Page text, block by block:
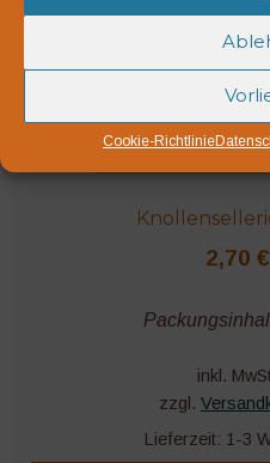
Cookie-Richtlinie
2,70 €
inkl.
zzgl.
Lieferzeit: 1-3